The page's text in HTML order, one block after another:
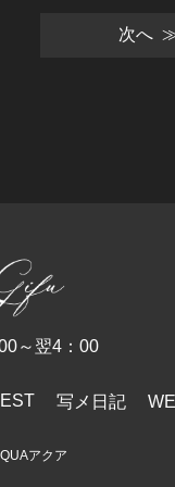
次へ
～翌4：00
写メ日記
アクア